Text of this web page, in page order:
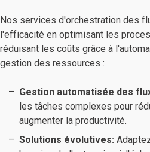
Nos services d'orchestration des
l'efficacité en optimisant les
réduisant les coûts grâce à
gestion des ressources :
Gestion automatisée des
les tâches complexes pour
augmenter la productivité.
Solutions évolutives: